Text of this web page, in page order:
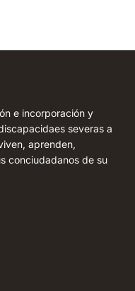
e incorporación y
severas a
aprenden,
conciudadanos de su